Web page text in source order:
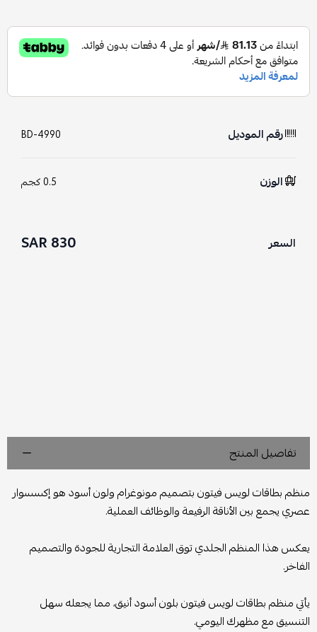
رقم الموديل BD-4990
الوزن 0.5 كجم
السعر 830 SAR
تفاصيل المنتج
منظم بطاقات لويس فيتون بتصميم مونوغرام ولون أسود هو إكسسوار
عصري يجمع بين الأناقة الرفيعة والوظائف العملية.
يعكس هذا المنظم الجلدي توق العلامة التجارية للجودة والتصميم
الفاخر.
يأتي منظم بطاقات لويس فيتون بلون أسود أنيق، مما يجعله سهل
التنسيق مع مظهرك اليومي.